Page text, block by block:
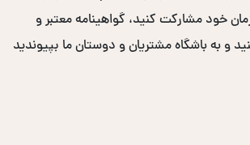
خود مشارکت کنید، گواهینامه معتبر و
و به باشگاه مشتریان و دوستان ما بپیوندید